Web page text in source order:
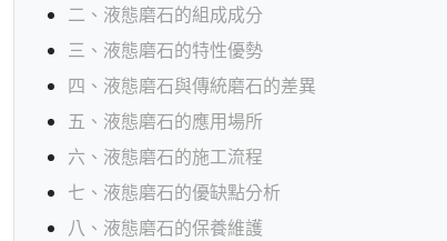
二、液態磨石的組成成分
三、液態磨石的特性優勢
四、液態磨石與傳統磨石的差異
五、液態磨石的應用場所
六、液態磨石的施工流程
七、液態磨石的優缺點分析
八、液態磨石的保養維護